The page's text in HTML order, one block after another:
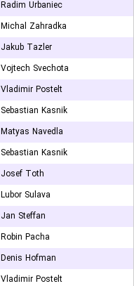
Radim Urbaniec
Michal Zahradka
Jakub Tazler
Vojtech Svechota
Vladimir Postelt
Sebastian Kasnik
Matyas Navedla
Sebastian Kasnik
Josef Toth
Lubor Sulava
Jan Steffan
Robin Pacha
Denis Hofman
Vladimir Postelt